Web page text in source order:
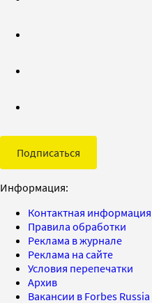
Подписаться
Информация:
Контактная информация
Правила обработки
Реклама в журнале
Реклама на сайте
Условия перепечатки
Архив
Вакансии в Forbes Russia